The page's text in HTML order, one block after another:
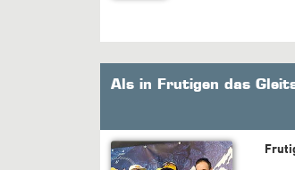
Als in Frutigen das